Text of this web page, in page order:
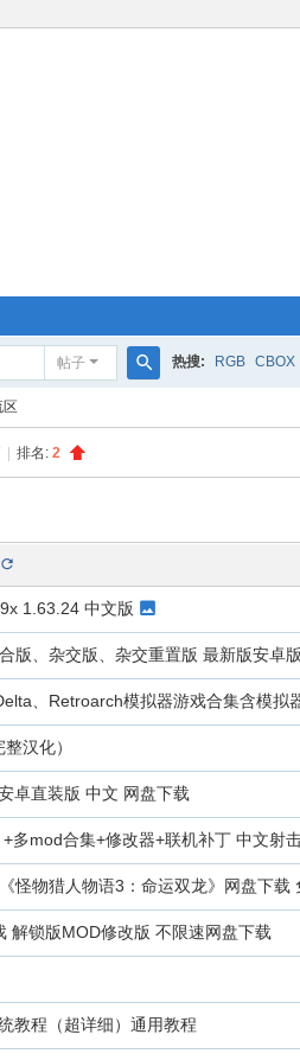
帖子
索
热搜: RGB CBOX
区
排名:2
1.63.24 中文版
版、杂交版、杂交重置版 最新版安卓
、Retroarch模拟器游戏合集含模拟
汉化）
卓直装版 中文 网盘下载
多mod合集+修改器+联机补丁 中文射
怪物猎人物语3：命运双龙》网盘下载
解锁版MOD修改版 不限速网盘下载
教程（超详细）通用教程